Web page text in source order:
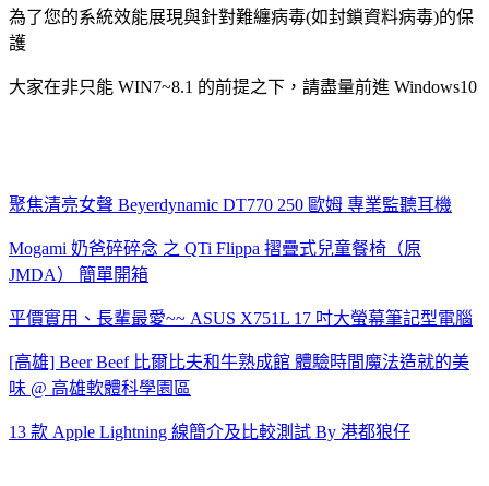
為了您的系統效能展現與針對難纏病毒(如封鎖資料病毒)的保
護
大家在非只能 WIN7~8.1 的前提之下，請盡量前進 Windows10
聚焦清亮女聲 Beyerdynamic DT770 250 歐姆 專業監聽耳機
Mogami 奶爸碎碎念 之 QTi Flippa 摺疊式兒童餐椅（原
JMDA） 簡單開箱
平價實用、長輩最愛~~ ASUS X751L 17 吋大螢幕筆記型電腦
[高雄] Beer Beef 比爾比夫和牛熟成館 體驗時間魔法造就的美
味 @ 高雄軟體科學園區
13 款 Apple Lightning 線簡介及比較測試 By 港都狼仔